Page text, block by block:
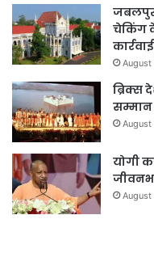
जबलपुर
चेकिंग
August
ब्रिक्स
सम्मान
August
योगी
August